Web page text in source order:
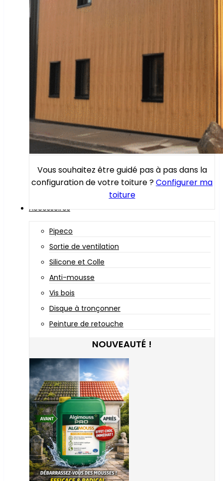
Vous souhaitez être guidé pas à pas dans la
configuration de votre toiture ?Configurer ma
toiture
Accessoires
Pipeco
Sortie de ventilation
Silicone et Colle
Anti-mousse
Vis bois
Disque à tronçonner
Peinture de retouche
NOUVEAUTÉ !